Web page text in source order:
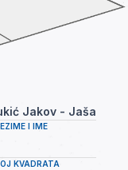
I IME
Jakov - Jaša
KVADRATA